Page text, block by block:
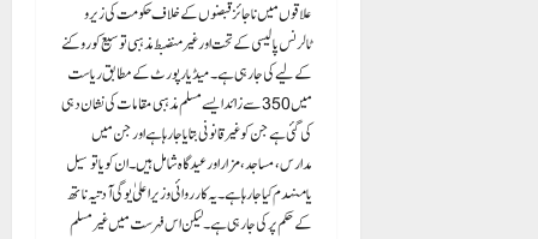
علاقوں میں ناجائز قبضوں کے خلاف حکومت کی زیرو
ٹالرنس پالیسی کے تحت اور غیر منضبط مذہبی توسیع کو روکنے
کے لیے کی جا رہی ہے۔ میڈیا رپورٹ کے مطابق ریاست
میں 350 سے زائد ایسے مسلم مذہبی مقامات کی نشان دہی
کی گئی ہے جن کو غیر قانونی بتایا جا رہا ہے اور جن میں
مدارس، مساجد، مزاراور عید گاہ شامل ہیں۔ ان کو یا تو سیل
یا منہدم کیا جا رہا ہے۔ یہ کارروائی وزیر اعلیٰ یوگی آدتیہ ناتھ
کے حکم پر کی جا رہی ہے۔ لیکن اس فہرست میں غیر مسلم